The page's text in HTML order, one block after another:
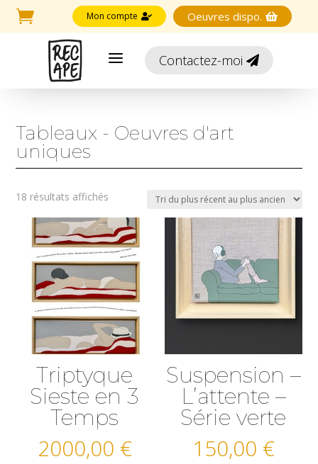
 Mon compte  Oeuvres dispo. 
a Contactez-moi 
Tableaux - Oeuvres d'art
uniques
18 résultats affichés
plus
récent
au
plus
ancien
Triptyque
Sieste en 3
Temps
2000,00 €
Suspension –
L’attente –
Série verte
150,00 €